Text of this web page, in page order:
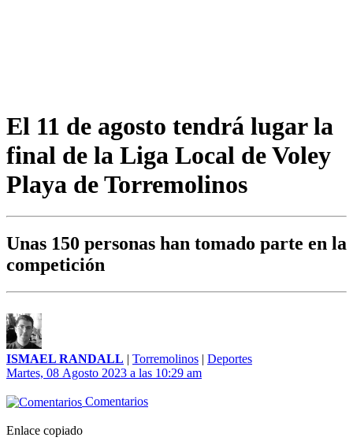
El 11 de agosto tendrá lugar la
final de la Liga Local de Voley
Playa de Torremolinos
Unas 150 personas han tomado parte en la
competición
ISMAEL RANDALL | Torremolinos | Deportes
Martes, 08 Agosto 2023 a las 10:29 am
Comentarios
Enlace copiado